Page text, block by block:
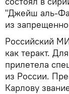
"Джейш аль-
из
Российский
как теракт.
прилетела
из России.
Карлову